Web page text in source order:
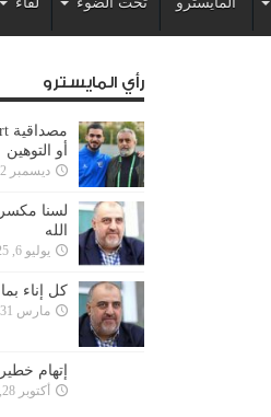
رأي المايسترو
أو التوهين
ديسمبر 22, 2025
لسنا
الله
يوليو 6, 2025
كل إناء
مارس 31, 2025
إتهام خطير
أكتوبر 28, 2022